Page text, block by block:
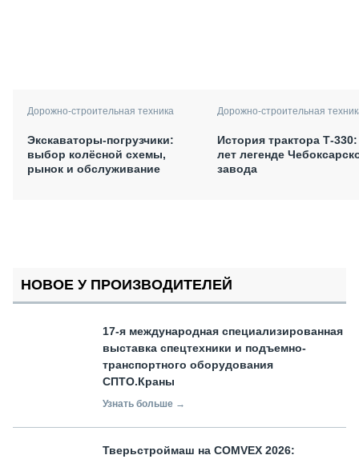
Дорожно-строительная техника
Экскаваторы-погрузчики:
выбор колёсной схемы,
рынок и обслуживание
Дорожно-строительная
История трактора Т-
лет легенде
завода
НОВОЕ У ПРОИЗВОДИТЕЛЕЙ
17-я международная специализированная
выставка спецтехники и подъемно-
транспортного оборудования
СПТО.Краны
Узнать больше →
Тверьстроймаш на COMVEX 2026: